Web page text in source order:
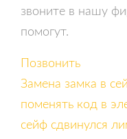
звоните в нашу
помогут.
Позвонить
Замена замка в
поменять код в
сейф сдвинулся